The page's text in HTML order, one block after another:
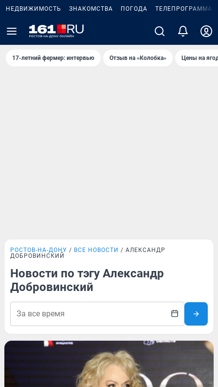
НЕДВИЖИМОСТЬ ЗНАКОМСТВА ПОГОДА ТЕЛЕПРОГРАММА
17-летний фермер: интервью Отзыв на «Колобка» Цены на
РОСТОВ-НА-ДОНУ ВСЕ НОВОСТИ
АЛЕКСАНДР
ДОБРОВИНСКИЙ
Новости по тэгу Александр
Добровинский